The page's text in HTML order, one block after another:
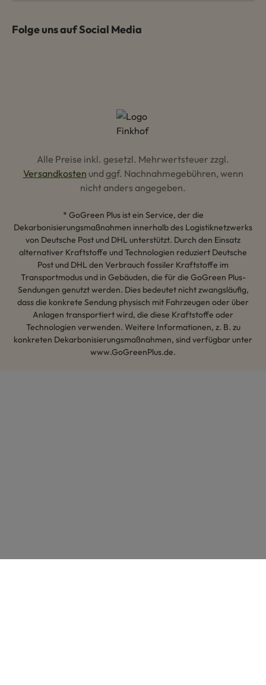
Folge uns auf Social Media
Alle Preise inkl. gesetzl. Mehrwertsteuer zzgl.
Versandkosten und ggf. Nachnahmegebühren, wenn
nicht anders angegeben.
* GoGreen Plus ist ein Service, der die
Dekarbonisierungsmaßnahmen innerhalb des Logistiknetzwerks
von Deutsche Post und DHL unterstützt. Durch den Einsatz
alternativer Kraftstoffe und Technologien reduziert Deutsche
Post und DHL den Verbrauch fossiler Kraftstoffe im
Transportmodus und in Gebäuden, die für die GoGreen Plus-
Sendungen genutzt werden. Dies bedeutet nicht zwangsläufig,
dass die konkrete Sendung physisch mit Fahrzeugen oder über
Anlagen transportiert wird, die diese Kraftstoffe oder
Technologien verwenden. Weitere Informationen, z. B. zu
konkreten Dekarbonisierungsmaßnahmen, sind verfügbar unter
www.GoGreenPlus.de.